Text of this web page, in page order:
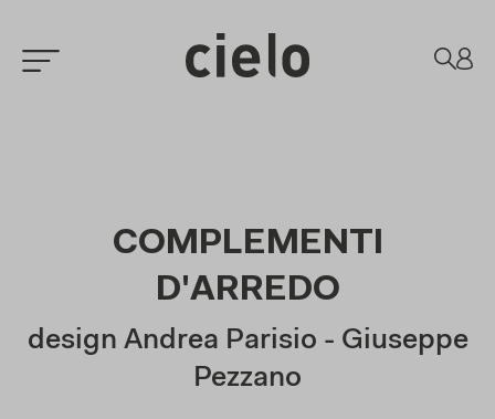
COMPLEMENTI
D'ARREDO
design Andrea Parisio - Giuseppe
Pezzano